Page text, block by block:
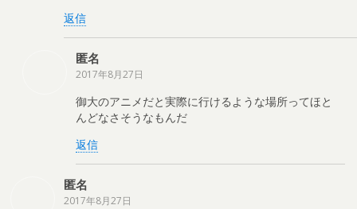
返信
匿名
2017年8月27日
御大のアニメだと実際に行けるような場所ってほと
んどなさそうなもんだ
返信
匿名
2017年8月27日